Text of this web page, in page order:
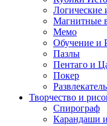
Логические
Магнитные
Мемо
Обучение и
Пазлы
Пентаго и
Покер
Творчество и
Спирограф
Карандаши